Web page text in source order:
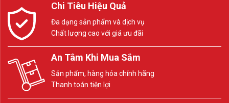
Chi Tiêu Hiệu Quả
Đa dạng sản phẩm và dịch vụ
Chất lượng cao với giá ưu đãi
An Tâm Khi Mua Sắm
Sản phẩm, hàng hóa chính hãng
Thanh toán tiện lợi